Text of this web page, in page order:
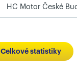
HC Motor České
Celkové statistiky